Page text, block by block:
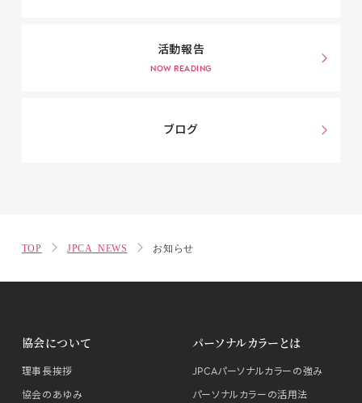
活動報告
ブログ
TOP JPCA NEWS お知らせ
協会について
理事長挨拶
協会のあゆみ
パーソナルカラーとは
JPCAパーソナルカラーの強み
パーソナルカラーの活用法